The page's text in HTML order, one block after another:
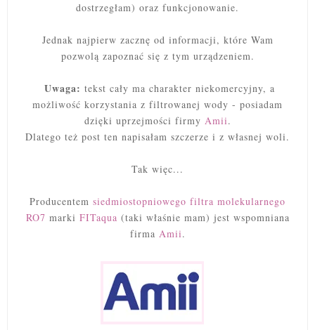
dostrzegłam) oraz funkcjonowanie.
Jednak najpierw zacznę od informacji, które Wam
pozwolą zapoznać się z tym urządzeniem.
Uwaga: tekst cały ma charakter niekomercyjny, a
możliwość korzystania z filtrowanej wody - posiadam
dzięki uprzejmości firmy Amii.
Dlatego też post ten napisałam szczerze i z własnej woli.
Tak więc...
Producentem siedmiostopniowego filtra molekularnego
RO7 marki FITaqua (taki właśnie mam) jest wspomniana
firma Amii.